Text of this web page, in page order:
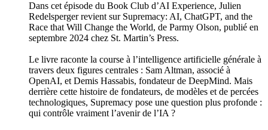
Dans cet épisode du Book Club d’AI Experience, Julien
Redelsperger revient sur Supremacy: AI, ChatGPT, and the
Race that Will Change the World, de Parmy Olson, publié en
septembre 2024 chez St. Martin’s Press.
Le livre raconte la course à l’intelligence artificielle générale à
travers deux figures centrales : Sam Altman, associé à
OpenAI, et Demis Hassabis, fondateur de DeepMind. Mais
derrière cette histoire de fondateurs, de modèles et de percées
technologiques, Supremacy pose une question plus profonde :
qui contrôle vraiment l’avenir de l’IA ?